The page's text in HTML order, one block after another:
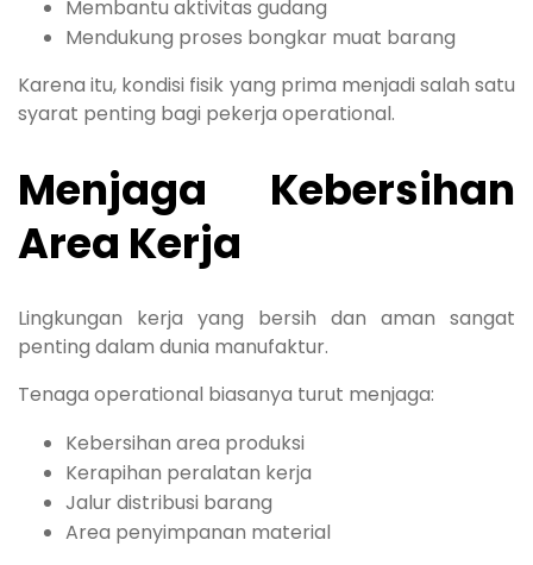
Membantu aktivitas gudang
Mendukung proses bongkar muat barang
Karena itu, kondisi fisik yang prima menjadi salah satu
syarat penting bagi pekerja operational.
Menjaga Kebersihan
Area Kerja
Lingkungan kerja yang bersih dan aman sangat
penting dalam dunia manufaktur.
Tenaga operational biasanya turut menjaga:
Kebersihan area produksi
Kerapihan peralatan kerja
Jalur distribusi barang
Area penyimpanan material